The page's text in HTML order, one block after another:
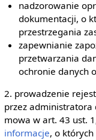
nadzorowanie
dokumentacji, o
przestrzegania
zapewnianie
przetwarzania
ochronie danych
2. prowadzenie
przez administratora
mowa w art. 43 ust.
informacje, o